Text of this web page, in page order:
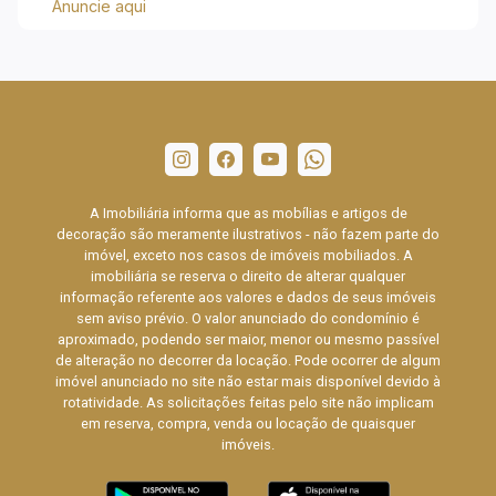
Anuncie aqui
A Imobiliária informa que as mobílias e artigos de
decoração são meramente ilustrativos - não fazem parte do
imóvel, exceto nos casos de imóveis mobiliados. A
imobiliária se reserva o direito de alterar qualquer
informação referente aos valores e dados de seus imóveis
sem aviso prévio. O valor anunciado do condomínio é
aproximado, podendo ser maior, menor ou mesmo passível
de alteração no decorrer da locação. Pode ocorrer de algum
imóvel anunciado no site não estar mais disponível devido à
rotatividade. As solicitações feitas pelo site não implicam
em reserva, compra, venda ou locação de quaisquer
imóveis.